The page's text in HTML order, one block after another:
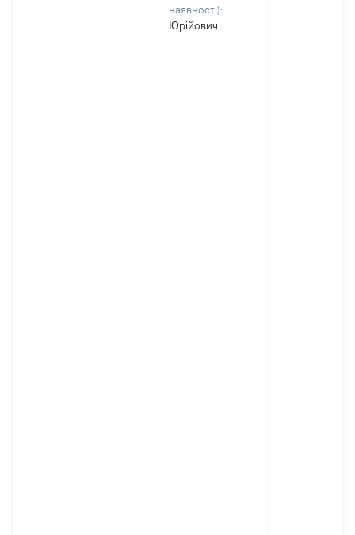
наявності):
Юрійович